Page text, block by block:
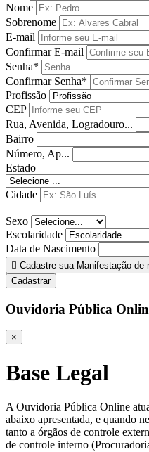
Nome
Sobrenome
E-mail
Confirmar E-mail
Senha*
Confirmar Senha*
Profissão
CEP
Rua, Avenida, Logradouro...
Bairro
Número, Ap...
Estado
Cidade
Sexo
Escolaridade
Data de Nascimento
Cadastre sua Manifestação de
Cadastrar
Ouvidoria Pública
×
Base Legal
A Ouvidoria Pública Online
abaixo apresentada, e quando
tanto a órgãos de controle
de controle interno